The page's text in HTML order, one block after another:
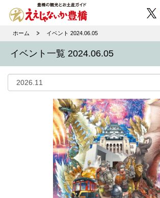
ホーム イベント 2024.06.05
イベント一覧 2024.06.05